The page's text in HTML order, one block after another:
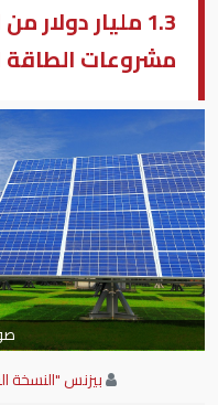
1.3 مليار
مشروعات
بيزنس "النسخة